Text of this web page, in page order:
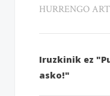
HURRENGO
Iruzkinik ez
asko!"